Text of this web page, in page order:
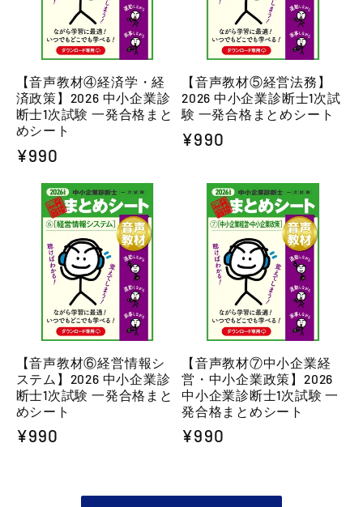
【音声教材④経済学・経
済政策】2026 中小企業診
断士1次試験 一発合格まと
めシート
通
¥990
【音声教材⑤経営法務】
2026 中小企業診断士1次試
験 一発合格まとめシート
通
¥990
【音声教材⑥経営情報シ
ステム】2026 中小企業診
断士1次試験 一発合格まと
めシート
通
¥990
【音声教材⑦中小企業経
営・中小企業政策】2026
中小企業診断士1次試験 一
発合格まとめシート
通
¥990